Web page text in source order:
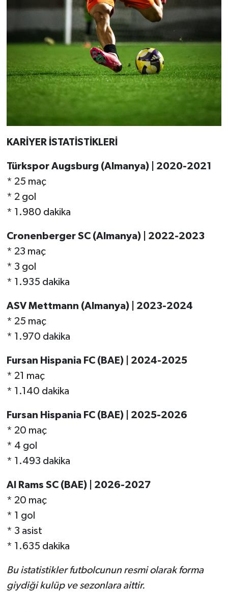
KARİYER İSTATİSTİKLERİ
Türkspor Augsburg (Almanya) | 2020-2021
* 25 maç
* 2 gol
* 1.980 dakika
Cronenberger SC (Almanya) | 2022-2023
* 23 maç
* 3 gol
* 1.935 dakika
ASV Mettmann (Almanya) | 2023-2024
* 25 maç
* 1.970 dakika
Fursan Hispania FC (BAE) | 2024-2025
* 21 maç
* 1.140 dakika
Fursan Hispania FC (BAE) | 2025-2026
* 20 maç
* 4 gol
* 1.493 dakika
Al Rams SC (BAE) | 2026-2027
* 20 maç
* 1 gol
* 3 asist
* 1.635 dakika
Bu istatistikler futbolcunun resmi olarak forma
giydiği kulüp ve sezonlara aittir.